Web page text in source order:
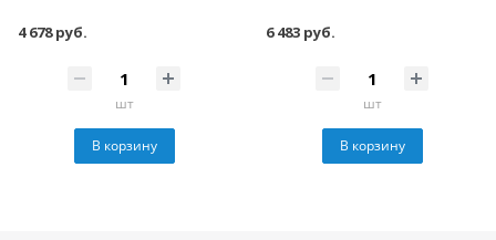
4 678 руб.
шт
В корзину
6 483 руб.
шт
В корзину